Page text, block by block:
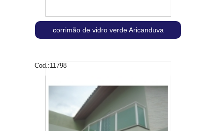
corrimão de vidro verde Aricanduva
Cod.:11798